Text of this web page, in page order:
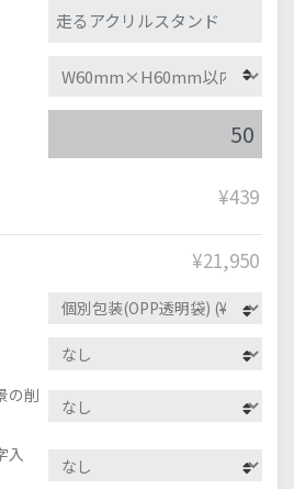
走るアクリルスタンド
¥439
¥21,950
の削
入